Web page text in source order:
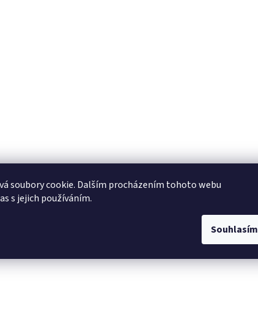
soubory cookie. Dalším procházením tohoto webu
s jejich používáním.
Souhlasím